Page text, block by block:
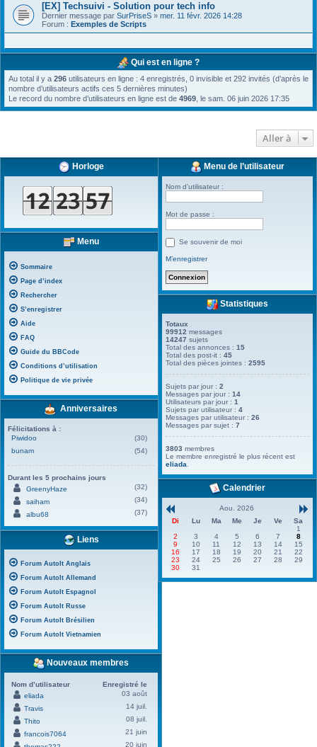
[EX] Techsuivi - Solution pour tech info
Dernier message par SurPriseS » mer. 11 févr. 2026 14:28
Forum : Exemples de Scripts
Qui est en ligne ?
Au total il y a 296 utilisateurs en ligne : 4 enregistrés, 0 invisible et 292 invités (d’après le
nombre d’utilisateurs actifs ces 5 dernières minutes)
Le record du nombre d’utilisateurs en ligne est de 4969 , le sam. 06 juin 2026 17:35
Aller à
Horloge
Menu
Sommaire
Page d’index
Rechercher
S’enregistrer
Aide
FAQ
Guide du BBCode
Conditions d’utilisation
Politique de vie privée
Anniversaires
Félicitations à :
Piwidoo
(30)
bunam
(54)
Durant les 5 prochains jours
GreenyHaze
(32)
saiham
(34)
albu68
(37)
Liens
Forum AutoIt Anglais
Forum AutoIt Allemand
Forum AutoIt Espagnol
Forum AutoIt Russe
Forum AutoIt Brésilien
Forum AutoIt Vietnamien
Nouveaux membres
Nom d’utilisateur
Enregistré le
eliada
03 août
Travis
14 juil.
Thito
08 juil.
francois7064
21 juin
20 juin
Menu de l’utilisateur
Nom d’utilisateur :
Mot de passe :
Se souvenir de moi
M’enregistrer
Statistiques
Totaux
99912 messages
14247 sujets
Total des annonces :15
Total des post-it :45
Total des pièces jointes :2595
Sujets par jour :2
Messages par jour :14
Utilisateurs par jour :1
Sujets par utilisateur :4
Messages par utilisateur :26
Messages par sujet :7
3803 membres
Le membre enregistré le plus récent est
eliada
Calendrier
Aou. 2026
Di
Lu Ma Me Je Ve
Sa
1
2
3 4 5 6 7
8
9
10 11 12 13 14
15
16
17 18 19 20 21
22
23
24 25 26 27 28
29
30
31